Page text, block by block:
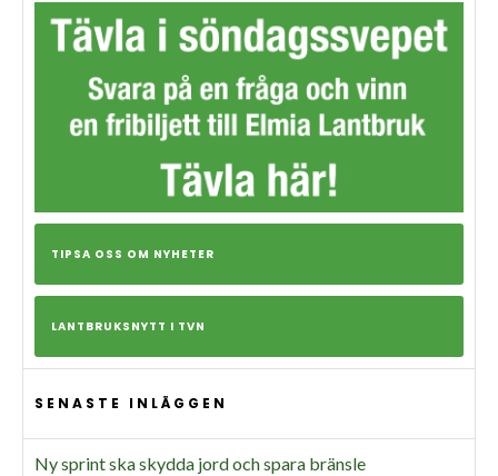
TIPSA OSS OM NYHETER
LANTBRUKSNYTT I TVN
SENASTE INLÄGGEN
Ny sprint ska skydda jord och spara bränsle